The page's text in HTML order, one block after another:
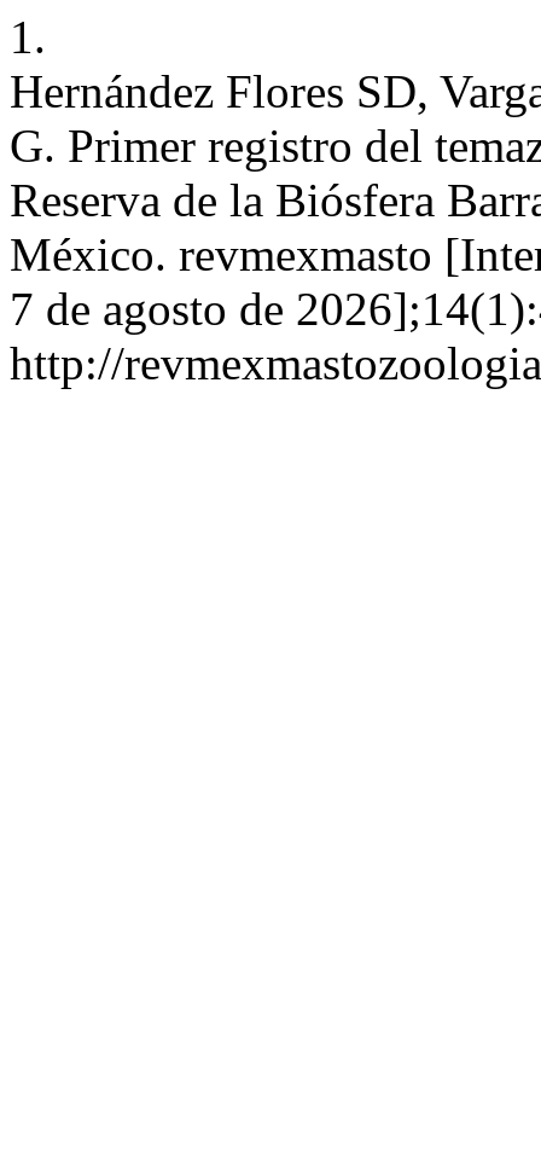
1.
Hernández Flores SD,
G. Primer registro del
Reserva de la Biósfera
México. revmexmasto
7 de agosto de
http://